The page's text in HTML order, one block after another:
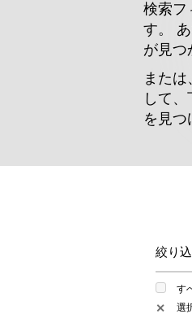
検索フ
す。
が見つ
また
して
を見つ
絞り
す
✕ 選